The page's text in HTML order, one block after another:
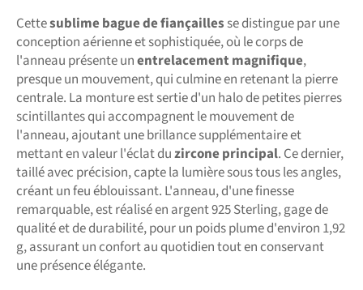
Cettesublime bague de fiançaillesse distingue par une
conception aérienne et sophistiquée, où le corps de
l'anneau présente unentrelacement magnifique,
presque un mouvement, qui culmine en retenant la pierre
centrale. La monture est sertie d'un halo de petites pierres
scintillantes qui accompagnent le mouvement de
l'anneau, ajoutant une brillance supplémentaire et
mettant en valeur l'éclat duzircone principal. Ce dernier,
taillé avec précision, capte la lumière sous tous les angles,
créant un feu éblouissant. L'anneau, d'une finesse
remarquable, est réalisé en argent 925 Sterling, gage de
qualité et de durabilité, pour un poids plume d'environ 1,92
g, assurant un confort au quotidien tout en conservant
une présence élégante.